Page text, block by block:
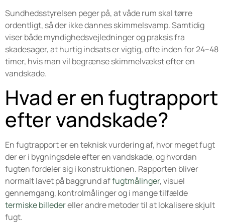
Sundhedsstyrelsen peger på, at våde rum skal tørre
ordentligt, så der ikke dannes skimmelsvamp. Samtidig
viser både myndighedsvejledninger og praksis fra
skadesager, at hurtig indsats er vigtig, ofte inden for 24–48
timer, hvis man vil begrænse skimmelvækst efter en
vandskade.
Hvad er en fugtrapport
efter vandskade?
En fugtrapport er en teknisk vurdering af, hvor meget fugt
der er i bygningsdele efter en vandskade, og hvordan
fugten fordeler sig i konstruktionen. Rapporten bliver
normalt lavet på baggrund affugtmålinger, visuel
gennemgang, kontrolmålinger og i mange tilfælde
termiske billedereller andre metoder til at lokalisere skjult
fugt.